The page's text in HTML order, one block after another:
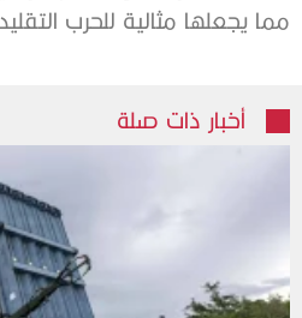
مما يجعلها مثالية للحرب
أخبار ذات صلة